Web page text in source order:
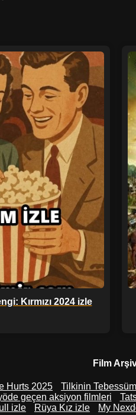
Kırmızı 2024 izle
Film
Hurts 2025 Tilkinin
geçen aksiyon filmleri
izle Rüya Kız izle My